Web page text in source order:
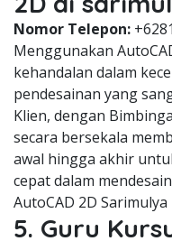
Nomor Telepon:
Menggunakan
kehandalan dalam
pendesainan yang
Klien, dengan
secara bersekala
awal hingga akhir
cepat dalam
AutoCAD 2D Sarimulya
5. Guru